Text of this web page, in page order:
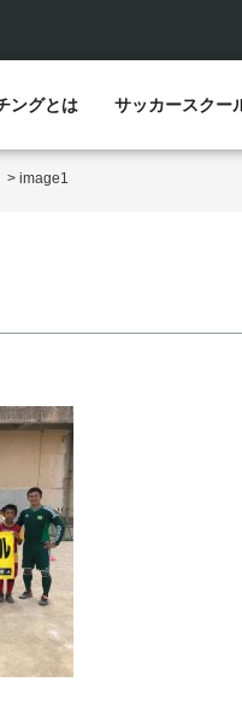
ングとは サッカースクー
> image1